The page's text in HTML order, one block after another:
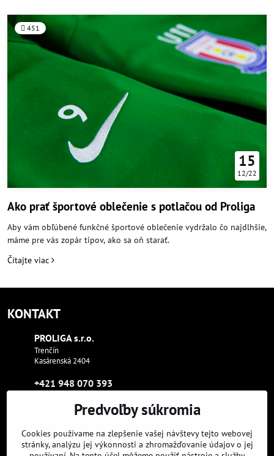
451
15
12/22
Ako prať športové oblečenie s potlačou od Proliga
Aby vám obľúbené funkčné športové oblečenie vydržalo čo najdlhšie,
máme pre vás zopár tipov, ako sa oň starať.
Čítajte viac
KONTAKT
PROLIGA s​.r​.o​.
Trenčín
Kasárenská 2404
+421 948 070 393
proliga​@proliga​.eu
Sme tam, kde aj vy:
Predvoľby súkromia
Cookies používame na zlepšenie vašej návštevy tejto webovej
stránky, analýzu jej výkonnosti a zhromažďovanie údajov o jej